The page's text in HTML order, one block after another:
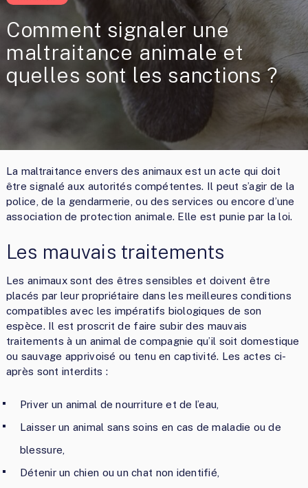
Comment signaler une
maltraitance animale et
quelles sont les sanctions ?
La maltraitance envers des animaux est un acte qui doit
être signalé aux autorités compétentes. Il peut s’agir de la
police, de la gendarmerie, ou des services ou encore d’une
association de protection animale. Elle est punie par la loi.
Les mauvais traitements
Les animaux sont des êtres sensibles et doivent être
placés par leur propriétaire dans les meilleures conditions
compatibles avec les impératifs biologiques de son
espèce. Il est proscrit de faire subir des mauvais
traitements à un animal de compagnie qu’il soit domestique
ou sauvage apprivoisé ou tenu en captivité. Les actes ci-
après sont interdits :
Priver un animal de nourriture et de l’eau,
Laisser un animal sans soins en cas de maladie ou de
blessure,
Détenir un chien ou un chat non identifié,